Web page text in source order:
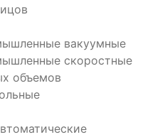
вакуумные
скоростные
объемов